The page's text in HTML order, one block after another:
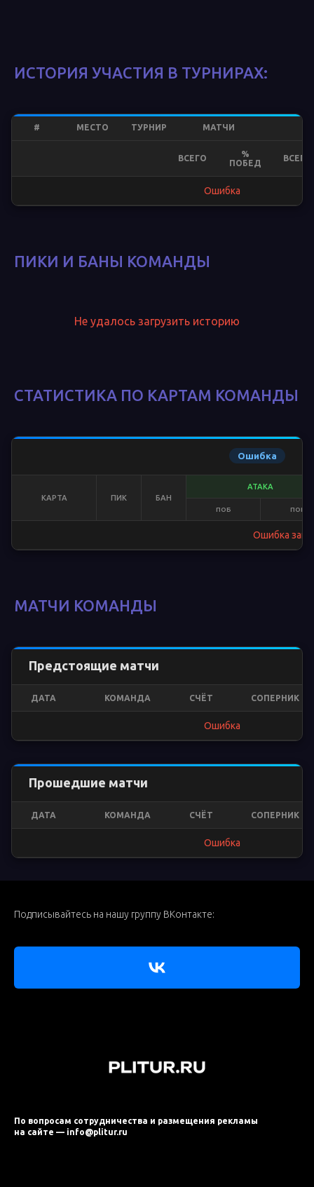
ИСТОРИЯ УЧАСТИЯ В ТУРНИРАХ:
# МЕСТО ТУРНИР МАТЧИ
ВСЕГО
%
ПОБЕД
ВСЕГО
Ошибка
ПИКИ И БАНЫ КОМАНДЫ
Не удалось загрузить историю
СТАТИСТИКА ПО КАРТАМ КОМАНДЫ
Ошибка
КАРТА ПИК БАН
АТАКА
ПОБ ПОР
Ошибка
МАТЧИ КОМАНДЫ
Предстоящие матчи
ДАТА КОМАНДА СЧЁТ СОПЕРНИК
Ошибка
Прошедшие матчи
ДАТА КОМАНДА СЧЁТ СОПЕРНИК
Ошибка
Подписывайтесь на нашу группу ВКонтакте:
По вопросам сотрудничества и размещения рекламы
на сайте — info@plitur.ru